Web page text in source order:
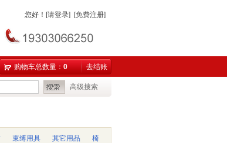
您好 ！ [请登录] [免费注册]
购物车总数量： 0 去结账
高级搜索
束缚用具 其它用品
椅